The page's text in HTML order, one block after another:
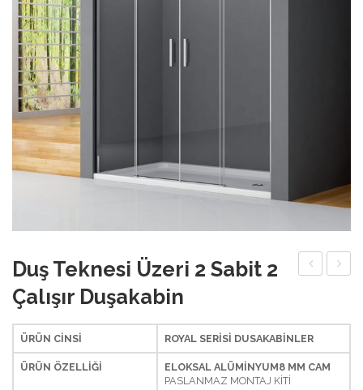
Teknesi
Sabit
Duş Teknesi Üzeri 2 Sabit 2
Çalışır Duşakabin
ÜRÜN CİNSİ ROYAL SERİSİ DUSAKABİNLER
ÜRÜN ÖZELLİĞİ ELOKSAL ALÜMİNYUM8 MM CAM
PASLANMAZ MONTAJ KİTİ